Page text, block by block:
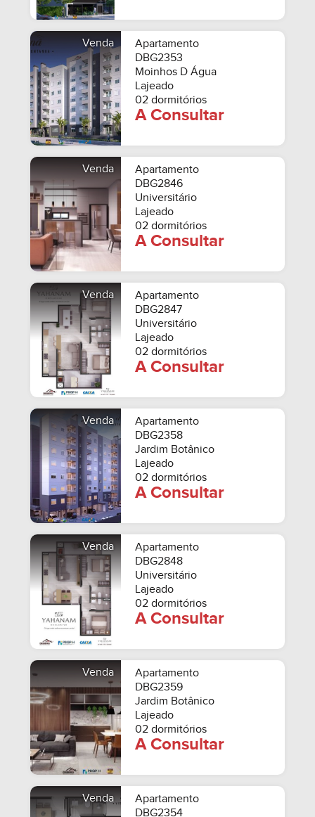
Venda
Apartamento
DBG2353
Moinhos D Água
Lajeado
02 dormitórios
A Consultar
Venda
Apartamento
DBG2846
Universitário
Lajeado
02 dormitórios
A Consultar
Venda
Apartamento
DBG2847
Universitário
Lajeado
02 dormitórios
A Consultar
Venda
Apartamento
DBG2358
Jardim Botânico
Lajeado
02 dormitórios
A Consultar
Venda
Apartamento
DBG2848
Universitário
Lajeado
02 dormitórios
A Consultar
Venda
Apartamento
DBG2359
Jardim Botânico
Lajeado
02 dormitórios
A Consultar
Venda
Apartamento
DBG2354